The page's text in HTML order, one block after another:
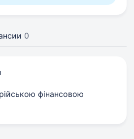
0
фінансовою